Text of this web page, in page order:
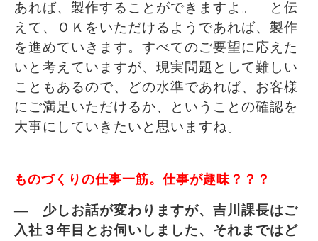
あれば、製作することができますよ。」と伝
えて、ＯＫをいただけるようであれば、製作
を進めていきます。すべてのご要望に応えた
いと考えていますが、現実問題として難しい
こともあるので、どの水準であれば、お客様
にご満足いただけるか、ということの確認を
大事にしていきたいと思いますね。
ものづくりの仕事一筋。仕事が趣味？？？
― 少しお話が変わりますが、吉川課長はご
入社３年目とお伺いしました、それまではど